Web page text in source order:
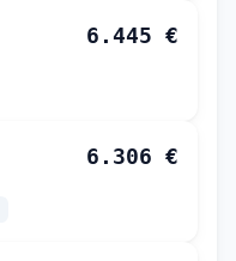
6.445 €
6.306 €